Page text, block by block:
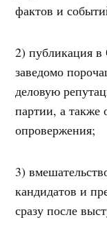
фактов и
2) публикация
заведомо
деловую
партии, а также
опровержения;
3)
кандидатов и
сразу после